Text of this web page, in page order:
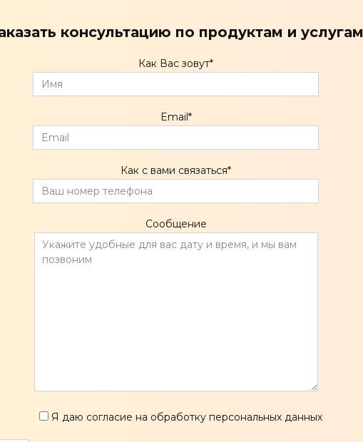
консультацию по продуктам и услугам
Как Вас зовут*
Email *
Как с вами связаться*
Сообщение
Я даю согласие на обработку персональных данных